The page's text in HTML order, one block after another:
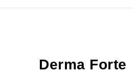
Derma Forte